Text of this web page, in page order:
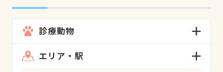
診療動物
エリア・駅